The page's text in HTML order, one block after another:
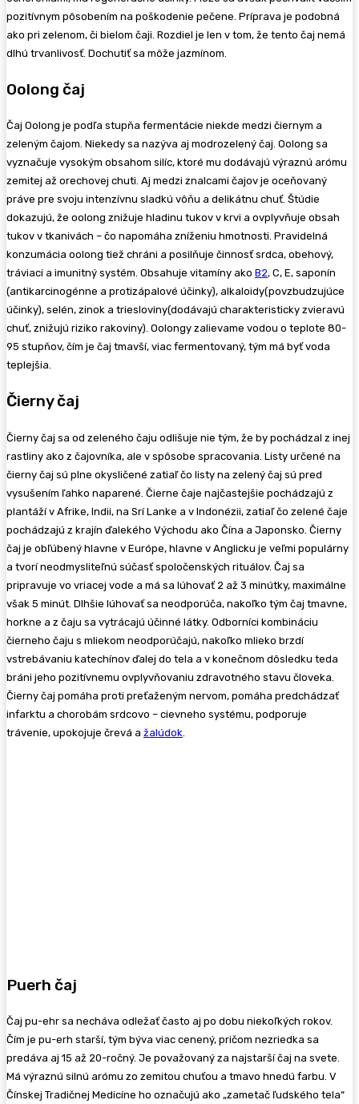
pozitívnym pôsobením na poškodenie pečene. Príprava je podobná
ako pri zelenom, či bielom čaji. Rozdiel je len v tom, že tento čaj nemá
dlhú trvanlivosť. Dochutiť sa môže jazmínom.
Oolong čaj
Čaj Oolong je podľa stupňa fermentácie niekde medzi čiernym a
zeleným čajom. Niekedy sa nazýva aj modrozelený čaj. Oolong sa
vyznačuje vysokým obsahom silíc, ktoré mu dodávajú výraznú arómu
zemitej až orechovej chuti. Aj medzi znalcami čajov je oceňovaný
práve pre svoju intenzívnu sladkú vôňu a delikátnu chuť. Štúdie
dokazujú, že oolong znižuje hladinu tukov v krvi a ovplyvňuje obsah
tukov v tkanivách – čo napomáha zníženiu hmotnosti. Pravidelná
konzumácia oolong tiež chráni a posilňuje činnosť srdca, obehový,
tráviaci a imunitný systém. Obsahuje vitamíny ako B2, C, E, saponín
(antikarcinogénne a protizápalové účinky), alkaloidy(povzbudzujúce
účinky), selén, zinok a triesloviny(dodávajú charakteristicky zvieravú
chuť, znižujú riziko rakoviny). Oolongy zalievame vodou o teplote 80-
95 stupňov, čím je čaj tmavší, viac fermentovaný, tým má byť voda
teplejšia.
Čierny čaj
Čierny čaj sa od zeleného čaju odlišuje nie tým, že by pochádzal z inej
rastliny ako z čajovníka, ale v spôsobe spracovania. Listy určené na
čierny čaj sú plne okysličené zatiaľ čo listy na zelený čaj sú pred
vysušením ľahko naparené. Čierne čaje najčastejšie pochádzajú z
plantáží v Afrike, Indii, na Srí Lanke a v Indonézii, zatiaľ čo zelené čaje
pochádzajú z krajín ďalekého Východu ako Čína a Japonsko. Čierny
čaj je obľúbený hlavne v Európe, hlavne v Anglicku je veľmi populárny
a tvorí neodmysliteľnú súčasť spoločenských rituálov. Čaj sa
pripravuje vo vriacej vode a má sa lúhovať 2 až 3 minútky, maximálne
však 5 minút. Dlhšie lúhovať sa neodporúča, nakoľko tým čaj tmavne,
horkne a z čaju sa vytrácajú účinné látky. Odborníci kombináciu
čierneho čaju s mliekom neodporúčajú, nakoľko mlieko brzdí
vstrebávaniu katechínov ďalej do tela a v konečnom dôsledku teda
bráni jeho pozitívnemu ovplyvňovaniu zdravotného stavu človeka.
Čierny čaj pomáha proti preťaženým nervom, pomáha predchádzať
infarktu a chorobám srdcovo – cievneho systému, podporuje
trávenie, upokojuje črevá a žalúdok
Puerh čaj
Čaj pu-ehr sa necháva odležať často aj po dobu niekoľkých rokov.
Čím je pu-erh starší, tým býva viac cenený, pričom nezriedka sa
predáva aj 15 až 20-ročný. Je považovaný za najstarší čaj na svete.
Má výraznú silnú arómu zo zemitou chuťou a tmavo hnedú farbu. V
Čínskej Tradičnej Medicíne ho označujú ako „zametač ľudského tela“